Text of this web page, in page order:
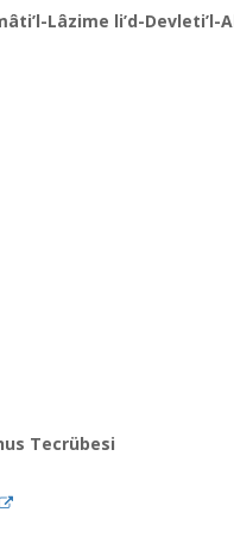
Lâzime li’d-Devleti’l-
Tecrübesi